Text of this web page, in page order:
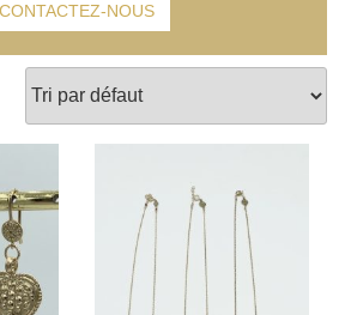
CONTACTEZ-NOUS